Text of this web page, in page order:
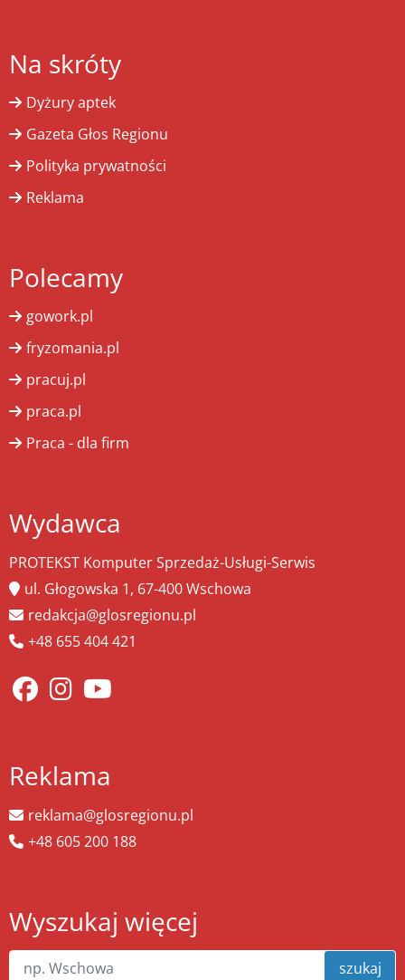
Na skróty
Dyżury aptek
Gazeta Głos Regionu
Polityka prywatności
Reklama
Polecamy
gowork.pl
fryzomania.pl
pracuj.pl
praca.pl
Praca - dla firm
Wydawca
PROTEKST Komputer Sprzedaż-Usługi-Serwis
ul. Głogowska 1, 67-400 Wschowa
redakcja@glosregionu.pl
+48 655 404 421
Reklama
reklama@glosregionu.pl
+48 605 200 188
Wyszukaj więcej
szukaj